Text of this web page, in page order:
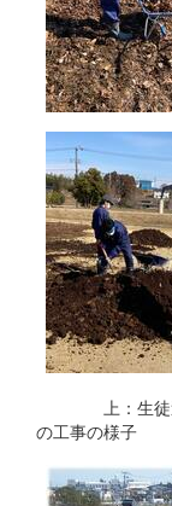
上：生徒
の工事の様子